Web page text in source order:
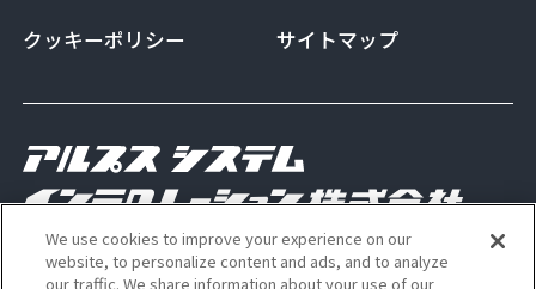
クッキーポリシー
サイトマップ
Copyright Alps System Integration Co., Ltd. All
We use cookies to improve your experience on our
website, to personalize content and ads, and to analyze
our traffic. We share information about your use of our